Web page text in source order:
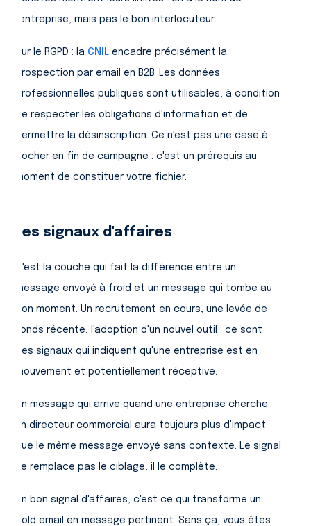
l'entreprise, mais pas le bon interlocuteur.
Sur le RGPD : la CNIL encadre précisément la
prospection par email en B2B. Les données
professionnelles publiques sont utilisables, à condition
de respecter les obligations d'information et de
permettre la désinscription. Ce n'est pas une case à
cocher en fin de campagne : c'est un prérequis au
moment de constituer votre fichier.
Les signaux d'affaires
C'est la couche qui fait la différence entre un
message envoyé à froid et un message qui tombe au
bon moment. Un recrutement en cours, une levée de
fonds récente, l'adoption d'un nouvel outil : ce sont
des signaux qui indiquent qu'une entreprise est en
mouvement et potentiellement réceptive.
Un message qui arrive quand une entreprise cherche
un directeur commercial aura toujours plus d'impact
que le même message envoyé sans contexte. Le signal
ne remplace pas le ciblage, il le complète.
Un bon signal d'affaires, c'est ce qui transforme un
cold email en message pertinent. Sans ça, vous êtes